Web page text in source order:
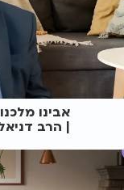
אבינו
| הרב דניאל